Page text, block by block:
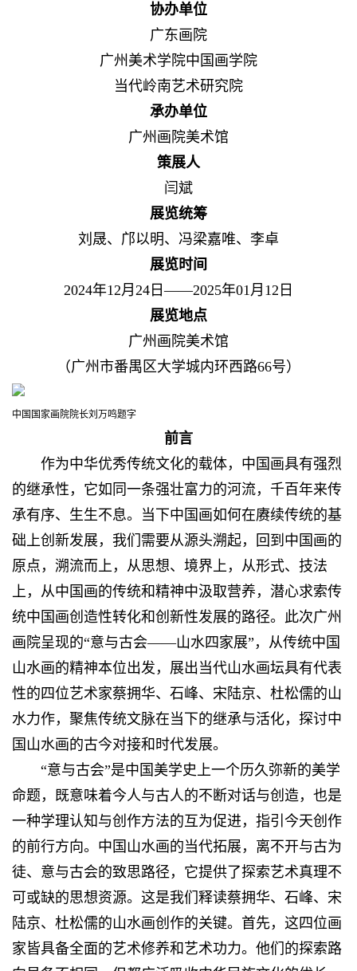
协办单位
广东画院
广州美术学院中国画学院
当代岭南艺术研究院
承办单位
广州画院美术馆
策展人
闫斌
展览统筹
刘晟、邝以明、冯梁嘉唯、李卓
展览时间
2024年12月24日——2025年01月12日
展览地点
广州画院美术馆
（广州市番禺区大学城内环西路66号）
中国国家画院院长刘万鸣题字
前言
作为中华优秀传统文化的载体，中国画具有强烈
的继承性，它如同一条强壮富力的河流，千百年来传
承有序、生生不息。当下中国画如何在赓续传统的基
础上创新发展，我们需要从源头溯起，回到中国画的
原点，溯流而上，从思想、境界上，从形式、技法
上，从中国画的传统和精神中汲取营养，潜心求索传
统中国画创造性转化和创新性发展的路径。此次广州
画院呈现的“意与古会——山水四家展”，从传统中国
山水画的精神本位出发，展出当代山水画坛具有代表
性的四位艺术家蔡拥华、石峰、宋陆京、杜松儒的山
水力作，聚焦传统文脉在当下的继承与活化，探讨中
国山水画的古今对接和时代发展。
“意与古会”是中国美学史上一个历久弥新的美学
命题，既意味着今人与古人的不断对话与创造，也是
一种学理认知与创作方法的互为促进，指引今天创作
的前行方向。中国山水画的当代拓展，离不开与古为
徒、意与古会的致思路径，它提供了探索艺术真理不
可或缺的思想资源。这是我们释读蔡拥华、石峰、宋
陆京、杜松儒的山水画创作的关键。首先，这四位画
家皆具备全面的艺术修养和艺术功力。他们的探索路